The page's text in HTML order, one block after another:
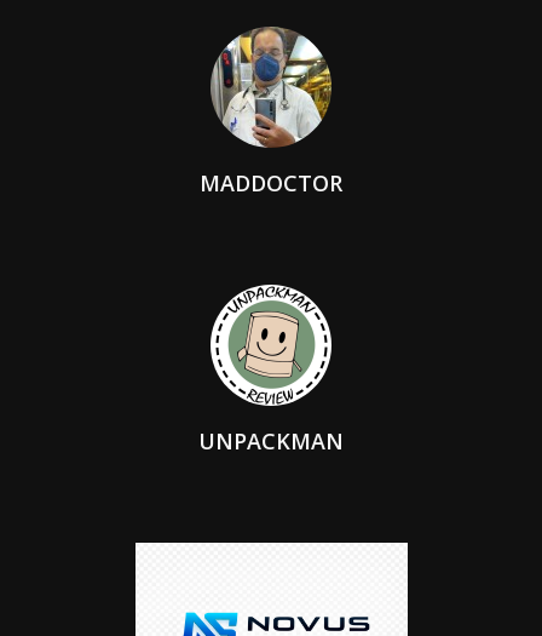
MADDOCTOR
UNPACKMAN